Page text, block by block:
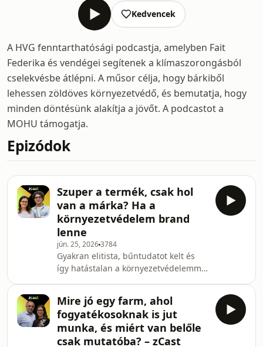
Kedvencek
A HVG fenntarthatósági podcastja, amelyben Fait
Federika és vendégei segítenek a klímaszorongásból
cselekvésbe átlépni. A műsor célja, hogy bárkiből
lehessen zöldöves környezetvédő, és bemutatja, hogy
minden döntésünk alakítja a jövőt. A podcastot a
MOHU támogatja.
Epizódok
Szuper a termék, csak hol
van a márka? Ha a
környezetvédelem brand
lenne
jún. 25, 20263784
Gyakran elitista, bűntudatot kelt és
így hatástalan a környezetvédelemmel
szerint. Nem szabadna egy
minisztériumba „bedobozolni”,
hanem minden döntést át kellene
hatnia az ökopolitikának vetette fel a
Mire jó egy farm, ahol
fogyatékosoknak is jut
munka, és miért van belőle
csak mutatóba? – zCast